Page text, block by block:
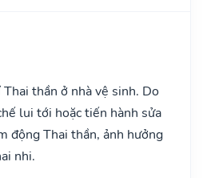
thần ở nhà vệ sinh. Do
lui tới hoặc tiến hành sửa
động Thai thần, ảnh hưởng
nhi.